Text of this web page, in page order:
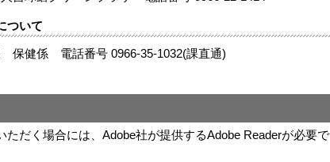
ついて
係 電話番号 0966‐35-1032(課直通)
ただく場合には、Adobe社が提供するAdobe Readerが必要で